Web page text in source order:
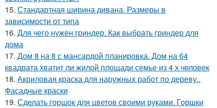
15. Стандартная ширина дивана. Размеры в
зависимости от типа
16. Для чего нужен гриндер. Как выбрать гриндер для
дома
17. Дом 8 на 8 с мансардой планировка. Дом на 64
квадрата хватит ли жилой площади семье из 4 х человек
18. Акриловая краска для наружных работ по дереву..
Фасадные краски
19. Сделать горшок для цветов своими руками. Горшки